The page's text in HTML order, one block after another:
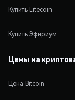
Купить Litecoin
Купить Эфириум
Цены на
Цена Bitcoin